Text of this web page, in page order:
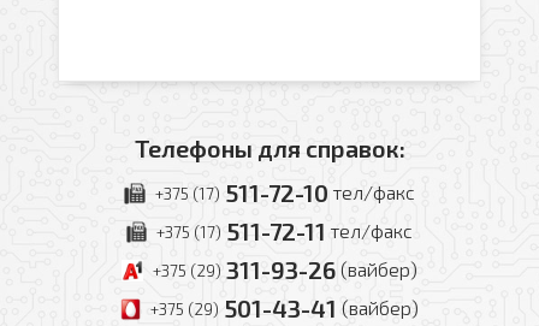
Телефоны для справок:
+375 (17) 511-72-10 тел/факс
+375 (17) 511-72-11 тел/факс
+375 (29) 311-93-26 (вайбер)
+375 (29) 501-43-41 (вайбер)